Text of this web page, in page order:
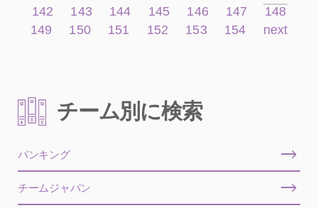
142
143 144 145 146 147
148
149
150 151 152 153 154 next
チーム別に検索
バンキング
チームジャパン